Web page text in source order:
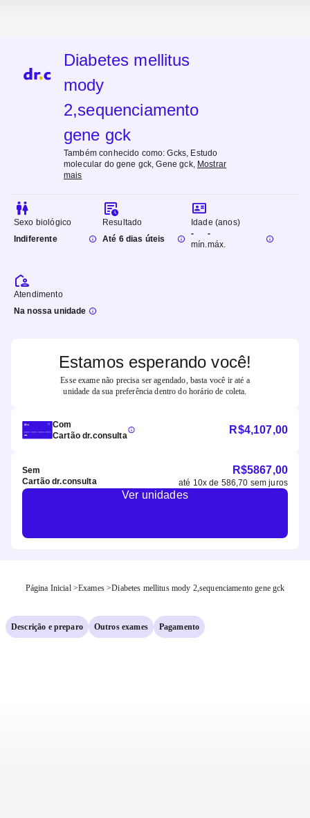
Diabetes mellitus
mody
2,sequenciamento
gene gck
Também conhecido como:Gcks, Estudo
molecular do gene gck, Gene gck, Mostrar
mais
Sexo biológico
Indiferente
Resultado
Até 6 dias úteis
Idade (anos)
-
mín.
-
máx.
Atendimento
Na nossa unidade
Estamos esperando você!
Esse exame não precisa ser agendado, basta você ir até a
unidade da sua preferência dentro do horário de coleta.
Com
Cartão dr.consulta
R$4,107,00
Sem
Cartão dr.consulta
R$5867,00
até 10x de 586,70 sem juros
Ver unidades
Página Inicial >Exames >Diabetes mellitus mody 2,sequenciamento gene gck
Descrição e preparo Outros exames Pagamento